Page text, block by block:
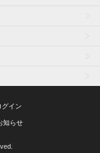
グイン
知らせ